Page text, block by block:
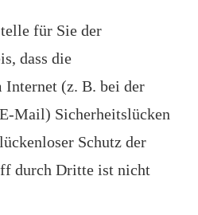
für Sie der
dass die
Internet (z. B. bei der
Mail) Sicherheitslücken
Schutz der
durch Dritte ist nicht